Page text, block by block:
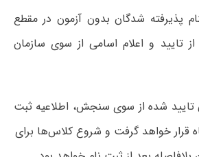
پذیرفته شدگان بدون آزمون در مقطع
تایید و اعلام اسامی از سوی سازمان
شده از سوی سنجش، اطلاعیه ثبت
قرار خواهد گرفت و شروع کلاس‌ها برای